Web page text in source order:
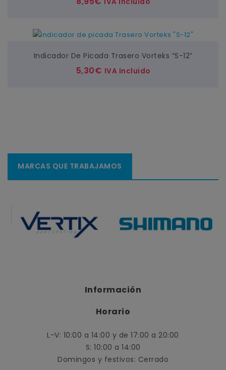
IVA Incluido
Indicador De Picada Trasero Vorteks “S-12”
5,30€ IVA Incluido
MARCAS QUE TRABAJAMOS
Información
Horario
L-V: 10:00 a 14:00 y de 17:00 a 20:00
S: 10:00 a 14:00
Domingos y festivos: Cerrado